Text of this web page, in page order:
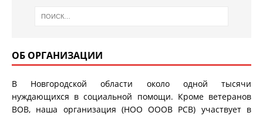
ОБ ОРГАНИЗАЦИИ
В Новгородской области около одной тысячи
нуждающихся в социальной помощи. Кроме ветеранов
ВОВ, наша организация (НОО ОООВ РСВ) участвует в